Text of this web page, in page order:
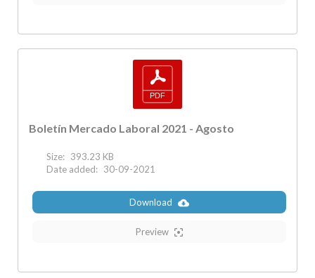
Boletín Mercado Laboral 2021 - Agosto
Size: 393.23 KB
Date added: 30-09-2021
Download
Preview